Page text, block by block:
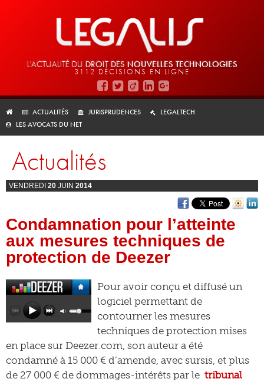
L'ACTUALITÉ DU DROIT DES NOUVELLES TECHNOLOGIES
3112 DÉCISIONS EN LIGNE
ACTUALITÉS JURISPRUDENCES
LEGALTECH
LES AVOCATS DU NET
Actualités
VENDREDI 20 JUIN 2014
Condamnation pour l’atteinte
aux mesures techniques de
protection de Deezer
Pour avoir conçu et diffusé un
logiciel permettant de
contourner les mesures
techniques de protection mises
en place sur Deezer.com, son auteur a été
condamné à 15 000 € d’amende, avec sursis, et plus
de 27 000 € de dommages-intérêts par le tribunal